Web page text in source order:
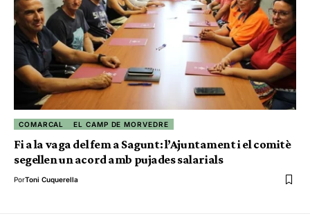
COMARCAL EL CAMP DE MORVEDRE
Fi a la vaga del fem a Sagunt: l’Ajuntament i el comitè
segellen un acord amb pujades salarials
PorToni Cuquerella